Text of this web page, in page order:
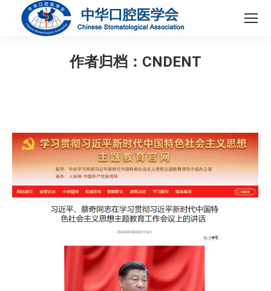
作者归档： CNDENT